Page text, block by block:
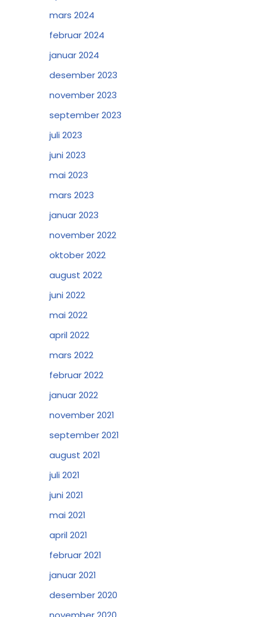
mars 2024
februar 2024
januar 2024
desember 2023
november 2023
september 2023
juli 2023
juni 2023
mai 2023
mars 2023
januar 2023
november 2022
oktober 2022
august 2022
juni 2022
mai 2022
april 2022
mars 2022
februar 2022
januar 2022
november 2021
september 2021
august 2021
juli 2021
juni 2021
mai 2021
april 2021
februar 2021
januar 2021
desember 2020